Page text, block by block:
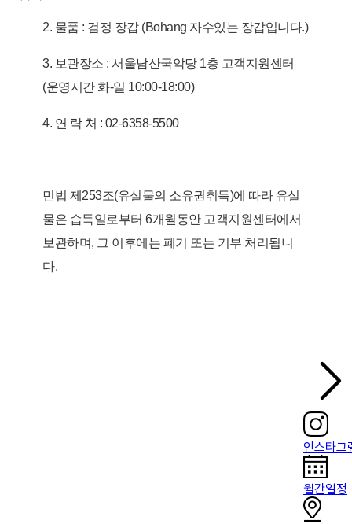
2. 물품 : 검정 장갑 (Bohang 자수있는 장갑입니다.)
3. 보관장소 : 서울남산국악당 1층 고객지원센터
(운영시간 화-일 10:00-18:00)
4. 연 락 처 : 02-6358-5500
민법 제253조(유실물의 소유권취득)에 따라 유실
물은 습득일로부터 6개월동안 고객지원센터에서
보관하며, 그 이후에는 폐기 또는 기부 처리됩니
다.
인스타그
월간일정